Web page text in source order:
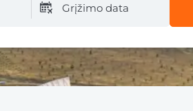
Grįžimo data